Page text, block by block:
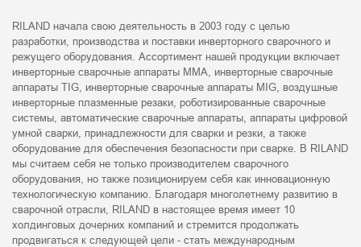
RILAND начала свою деятельность в 2003 году с целью
разработки, производства и поставки инверторного сварочного и
режущего оборудования. Ассортимент нашей продукции включает
инверторные сварочные аппараты MMA, инверторные сварочные
аппараты TIG, инверторные сварочные аппараты MIG, воздушные
инверторные плазменные резаки, роботизированные сварочные
системы, автоматические сварочные аппараты, аппараты цифровой
умной сварки, принадлежности для сварки и резки, а также
оборудование для обеспечения безопасности при сварке. В RILAND
мы считаем себя не только производителем сварочного
оборудования, но также позиционируем себя как инновационную
технологическую компанию. Благодаря многолетнему развитию в
сварочной отрасли, RILAND в настоящее время имеет 10
холдинговых дочерних компаний и стремится продолжать
продвигаться к следующей цели - стать международным